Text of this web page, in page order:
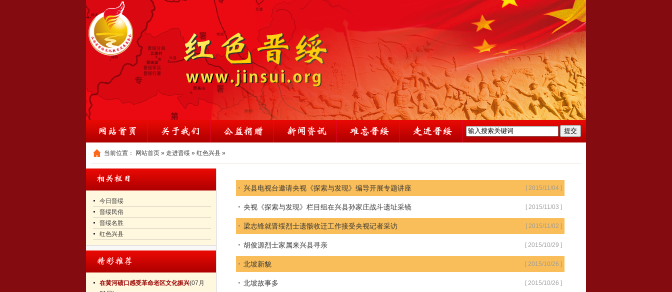
当前位置： 网站首页 » 走进晋绥 » 红色兴县 »
今日晋绥
晋绥民俗
晋绥名胜
红色兴县
在黄河碛口感受革命老区文化振兴(07月
[ 2015/11/04 ]
兴县电视台邀请央视《探索与发现》编导开展专题讲座
[ 2015/11/03 ]
央视《探索与发现》栏目组在兴县孙家庄战斗遗址采镜
[ 2015/11/02 ]
梁志锋就晋绥烈士遗骸收迁工作接受央视记者采访
[ 2015/10/29 ]
胡俊源烈士家属来兴县寻亲
[ 2015/10/26 ]
北坡新貌
[ 2015/10/26 ]
北坡故事多